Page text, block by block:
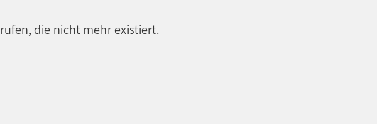
die nicht mehr existiert.